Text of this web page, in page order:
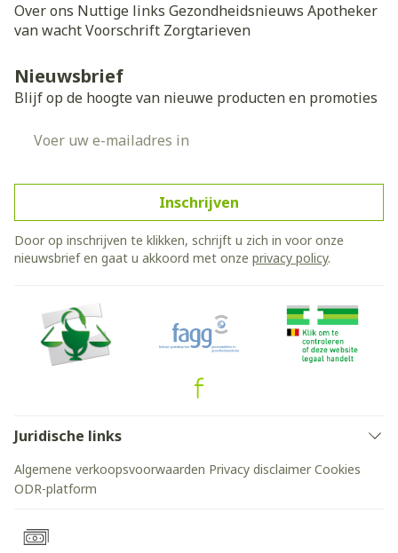
Over ons Nuttige links Gezondheidsnieuws Apotheker
van wachtVoorschrift Zorgtarieven
Nieuwsbrief
Blijf op de hoogte van nieuwe producten en promoties
Inschrijven
Door op inschrijven te klikken, schrijft u zich in voor onze
nieuwsbrief en gaat u akkoord met onze privacy policy.
Juridische links
Algemene verkoopsvoorwaarden Privacy disclaimer Cookies
ODR-platform